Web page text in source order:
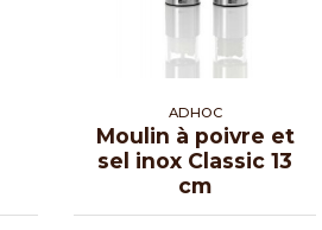
ADHOC
Moulin à poivre et
sel inox Classic 13
cm